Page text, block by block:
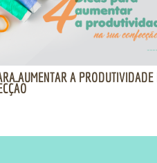
AUMENTAR A PRODUTIVIDADE